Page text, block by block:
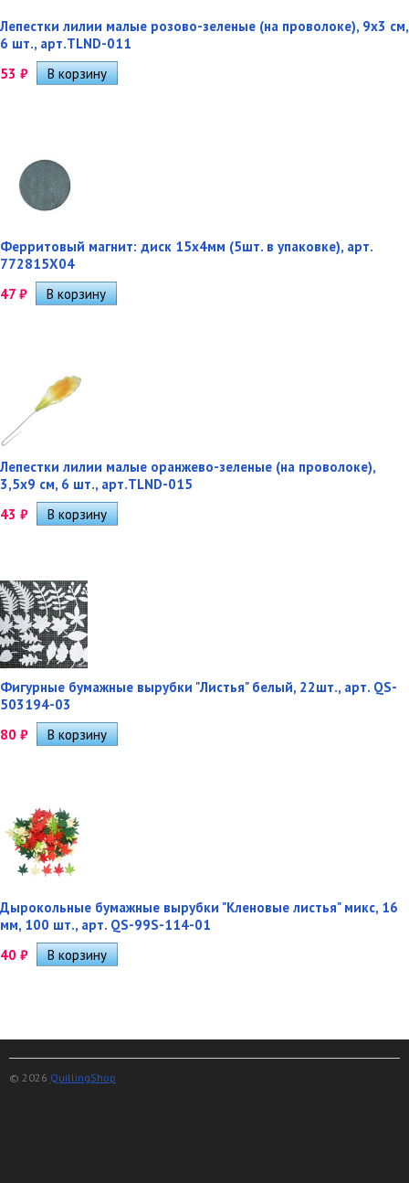
Лепестки лилии малые розово-зеленые (на проволоке), 9х3 см,
6 шт., арт.TLND-011
53 ₽
Ферритовый магнит: диск 15х4мм (5шт. в упаковке), арт.
772815Х04
47 ₽
Лепестки лилии малые оранжево-зеленые (на проволоке),
3,5х9 см, 6 шт., арт.TLND-015
43 ₽
Фигурные бумажные вырубки "Листья" белый, 22шт., арт. QS-
503194-03
80 ₽
Дырокольные бумажные вырубки "Кленовые листья" микс, 16
мм, 100 шт., арт. QS-99S-114-01
40 ₽
© 2026 QuillingShop